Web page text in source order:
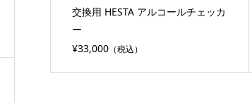
交換用 HESTA アルコールチェッカ
ー
¥33,000（税込）